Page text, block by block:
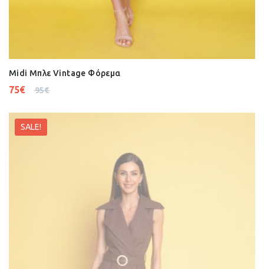
Midi Μπλε Vintage Φόρεμα
95€
75€
SALE!